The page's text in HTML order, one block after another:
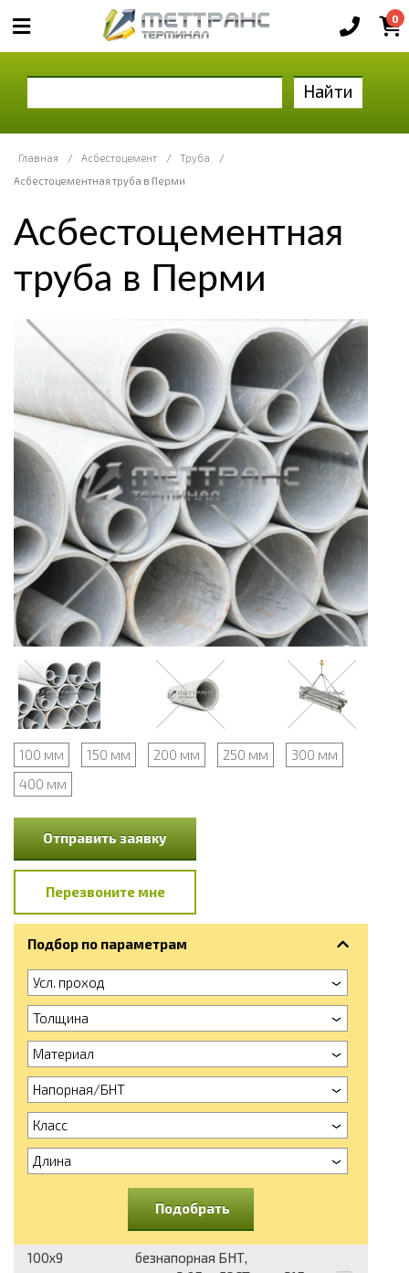
0
Найти
Главная / Асбестоцемент / Труба
/
Асбестоцементная труба в Перми
Асбестоцементная
труба в Перми
100 мм 150 мм 200 мм 250 мм
300 мм
400 мм
Отправить заявку
Перезвоните мне
Подбор по параметрам
Усл. проход
Толщина
Материал
Напорная/БНТ
Класс
Длина
Подобрать
100x9
безнапорная БНТ,